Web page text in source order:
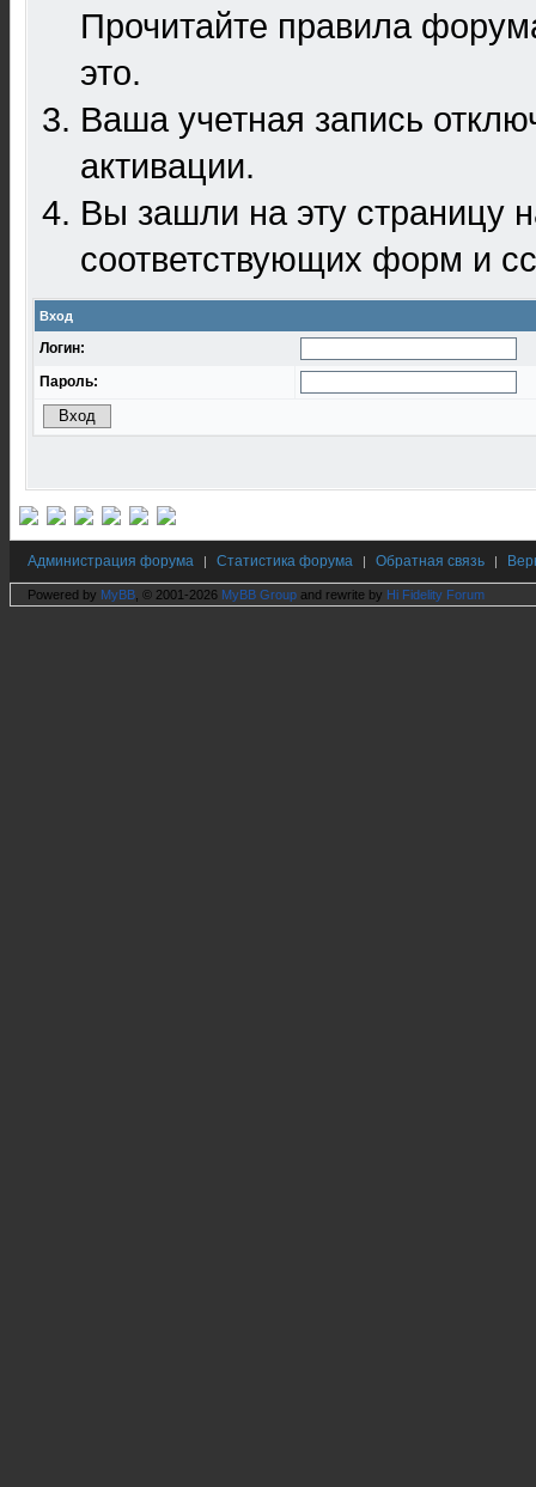
Прочитайте правила
это.
Ваша учетная запись
активации.
Вы зашли на эту
соответствующих форм и
Вход
Логин:
Пароль:
Администрация форума | Статистика форума | Обратная связь |
Powered by MyBB , © 2001-2026 MyBB Group and rewrite by Hi Fidelity Forum